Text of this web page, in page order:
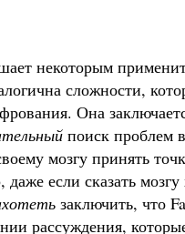
некоторым
сложности,
Она
поиск проблем
мозгу принять
если сказать
заключить, что
рассуждения,